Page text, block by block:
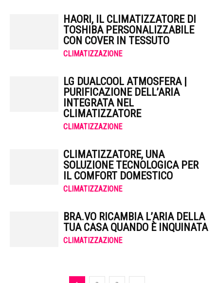
HAORI, IL CLIMATIZZATORE DI
TOSHIBA PERSONALIZZABILE
CON COVER IN TESSUTO
CLIMATIZZAZIONE
LG DUALCOOL ATMOSFERA |
PURIFICAZIONE DELL’ARIA
INTEGRATA NEL
CLIMATIZZATORE
CLIMATIZZAZIONE
CLIMATIZZATORE, UNA
SOLUZIONE TECNOLOGICA PER
IL COMFORT DOMESTICO
CLIMATIZZAZIONE
BRA.VO RICAMBIA L’ARIA DELLA
TUA CASA QUANDO È INQUINATA
CLIMATIZZAZIONE